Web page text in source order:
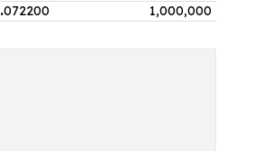
1,000,000
.072200